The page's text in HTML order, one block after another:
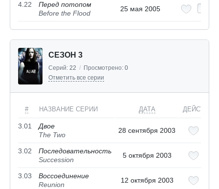
4.22
Перед потопом
Before the Flood
25 мая 2005
СЕЗОН 3
Серий: 22 / Просмотрено: 0
Отметить все серии
# НАЗВАНИЕ СЕРИИ ДАТА ДЕЙСТВИЯ
3.01
Двое
The Two
28 сентября 2003
3.02
Последовательность
Succession
5 октября 2003
3.03
Воссоединение
Reunion
12 октября 2003